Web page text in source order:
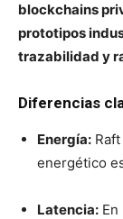
blockchains
prototipos
trazabilidad y
Diferencias
Energía:
energético
Latencia: